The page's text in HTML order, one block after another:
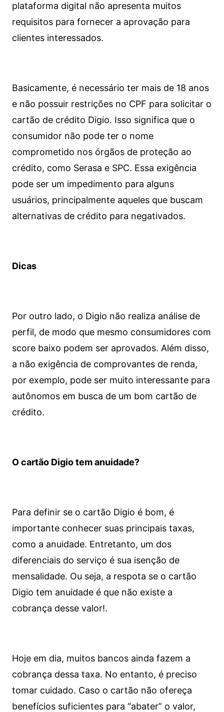
plataforma digital não apresenta muitos
requisitos para fornecer a aprovação para
clientes interessados.
Basicamente, é necessário ter mais de 18 anos
e não possuir restrições no CPF para solicitar o
cartão de crédito Digio. Isso significa que o
consumidor não pode ter o nome
comprometido nos órgãos de proteção ao
crédito, como Serasa e SPC. Essa exigência
pode ser um impedimento para alguns
usuários, principalmente aqueles que buscam
alternativas de crédito para negativados.
Dicas
Por outro lado, o Digio não realiza análise de
perfil, de modo que mesmo consumidores com
score baixo podem ser aprovados. Além disso,
a não exigência de comprovantes de renda,
por exemplo, pode ser muito interessante para
autônomos em busca de um bom cartão de
crédito.
O cartão Digio tem anuidade?
Para definir se o cartão Digio é bom, é
importante conhecer suas principais taxas,
como a anuidade. Entretanto, um dos
diferenciais do serviço é sua isenção de
mensalidade. Ou seja, a respota se o cartão
Digio tem anuidade é que não existe a
cobrança desse valor!.
Hoje em dia, muitos bancos ainda fazem a
cobrança dessa taxa. No entanto, é preciso
tomar cuidado. Caso o cartão não ofereça
benefícios suficientes para “abater” o valor,